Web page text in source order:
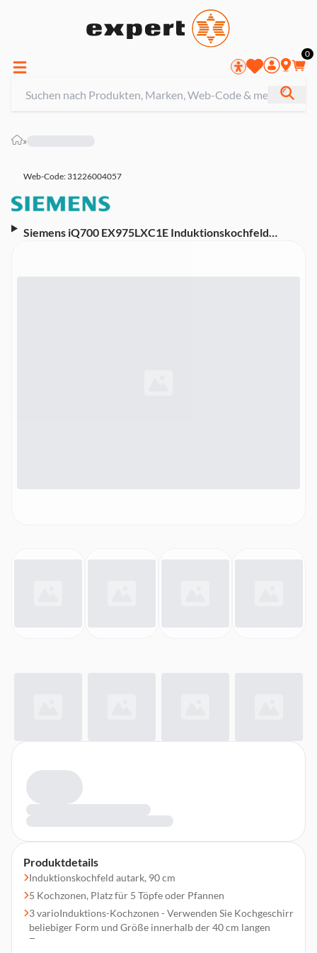
0
»
Web-Code: 31226004057
Siemens iQ700 EX975LXC1E Induktionskochfeld
Produktdetails
Induktionskochfeld autark, 90 cm
5 Kochzonen, Platz für 5 Töpfe oder Pfannen
3 varioInduktions-Kochzonen - Verwenden Sie Kochgeschirr
beliebiger Form und Größe innerhalb der 40 cm langen
Zone